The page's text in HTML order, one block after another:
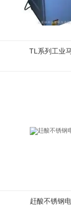
TL系列工业
赶酸不锈钢